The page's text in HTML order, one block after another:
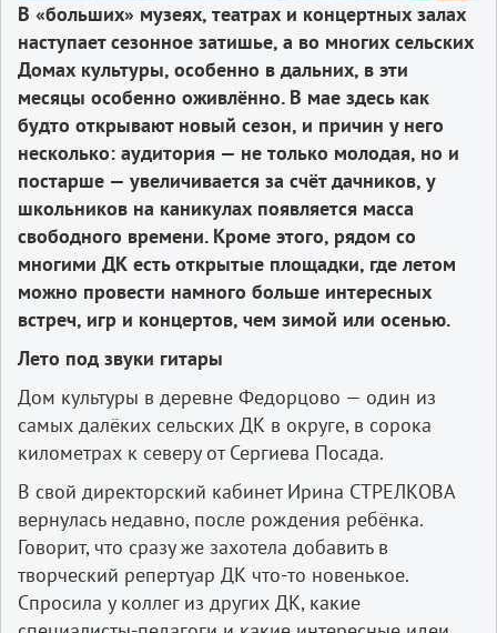
В «больших» музеях, театрах и концертных залах
наступает сезонное затишье, а во многих сельских
Домах культуры, особенно в дальних, в эти
месяцы особенно оживлённо. В мае здесь как
будто открывают новый сезон, и причин у него
несколько: аудитория — не только молодая, но и
постарше — увеличивается за счёт дачников, у
школьников на каникулах появляется масса
свободного времени. Кроме этого, рядом со
многими ДК есть открытые площадки, где летом
можно провести намного больше интересных
встреч, игр и концертов, чем зимой или осенью.
Лето под звуки гитары
Дом культуры в деревне Федорцово — один из
самых далёких сельских ДК в округе, в сорока
километрах к северу от Сергиева Посада.
В свой директорский кабинет Ирина СТРЕЛКОВА
вернулась недавно, после рождения ребёнка.
Говорит, что сразу же захотела добавить в
творческий репертуар ДК что-то новенькое.
Спросила у коллег из других ДК, какие